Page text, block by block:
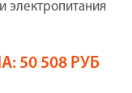
электропитания
50 508 РУБ